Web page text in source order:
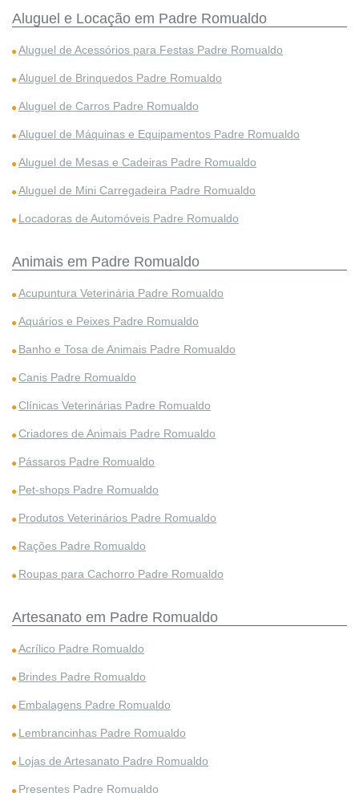
Aluguel e Locação em Padre Romualdo
Aluguel de Acessórios para Festas Padre Romualdo
Aluguel de Brinquedos Padre Romualdo
Aluguel de Carros Padre Romualdo
Aluguel de Máquinas e Equipamentos Padre Romualdo
Aluguel de Mesas e Cadeiras Padre Romualdo
Aluguel de Mini Carregadeira Padre Romualdo
Locadoras de Automóveis Padre Romualdo
Animais em Padre Romualdo
Acupuntura Veterinária Padre Romualdo
Aquários e Peixes Padre Romualdo
Banho e Tosa de Animais Padre Romualdo
Canis Padre Romualdo
Clínicas Veterinárias Padre Romualdo
Criadores de Animais Padre Romualdo
Pássaros Padre Romualdo
Pet-shops Padre Romualdo
Produtos Veterinários Padre Romualdo
Rações Padre Romualdo
Roupas para Cachorro Padre Romualdo
Artesanato em Padre Romualdo
Acrílico Padre Romualdo
Brindes Padre Romualdo
Embalagens Padre Romualdo
Lembrancinhas Padre Romualdo
Lojas de Artesanato Padre Romualdo
Presentes Padre Romualdo